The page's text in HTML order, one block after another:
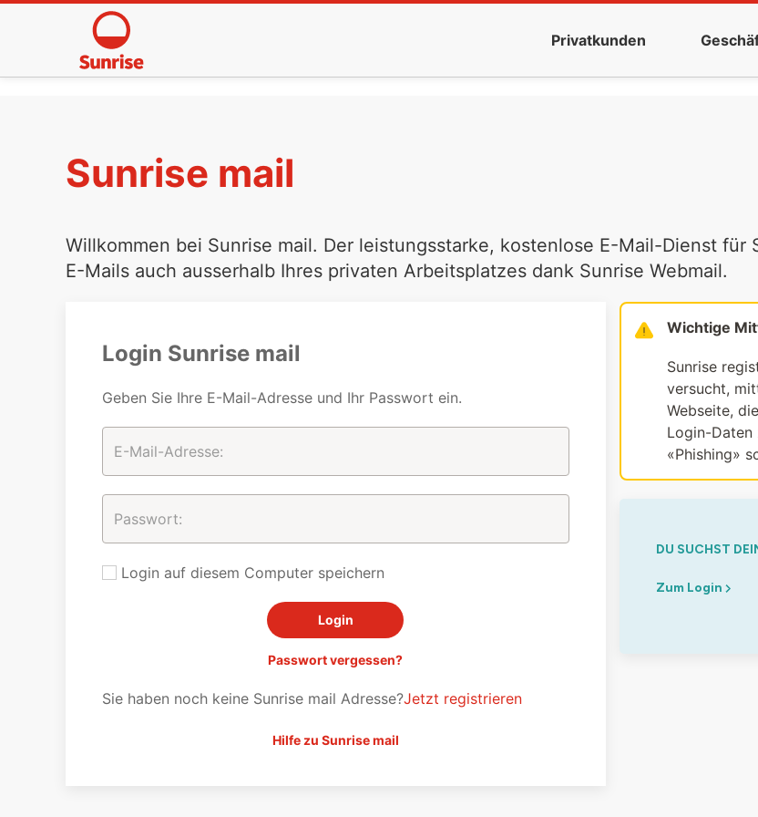
Privatkunden
Sunrise mail
Willkommen bei Sunrise mail. Der leistungsstarke, kostenlose E-Mail-Dienst
E-Mails auch ausserhalb Ihres privaten Arbeitsplatzes dank Sunrise Webmail.
Login Sunrise mail
Geben Sie Ihre E-Mail-Adresse und Ihr Passwort ein.
Login auf diesem Computer speichern
Passwort vergessen?
Sie haben noch keine Sunrise mail Adresse?Jetzt registrieren
Hilfe zu Sunrise mail
Wichtige
Sunrise
versucht,
Webseite,
Login-Daten
«Phishing»
DU SUCHST
Zum Login